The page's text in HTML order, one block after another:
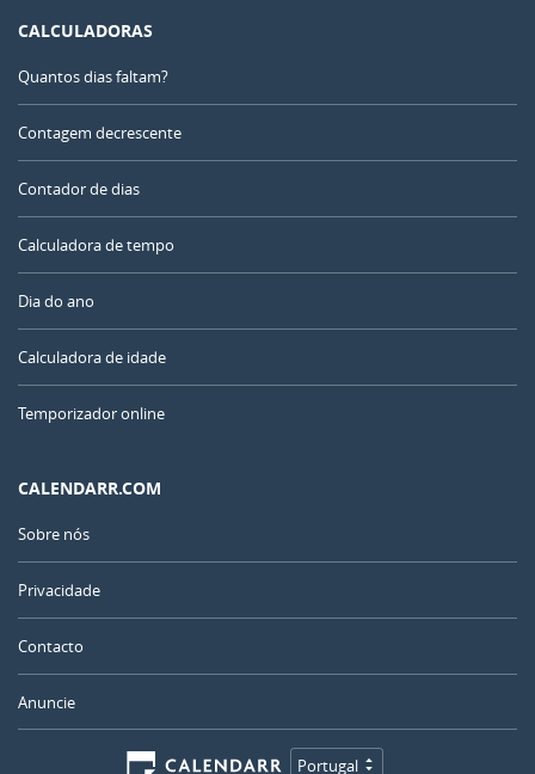
CALCULADORAS
Quantos dias faltam?
Contagem decrescente
Contador de dias
Calculadora de tempo
Dia do ano
Calculadora de idade
Temporizador online
CALENDARR.COM
Sobre nós
Privacidade
Contacto
Anuncie
Portugal